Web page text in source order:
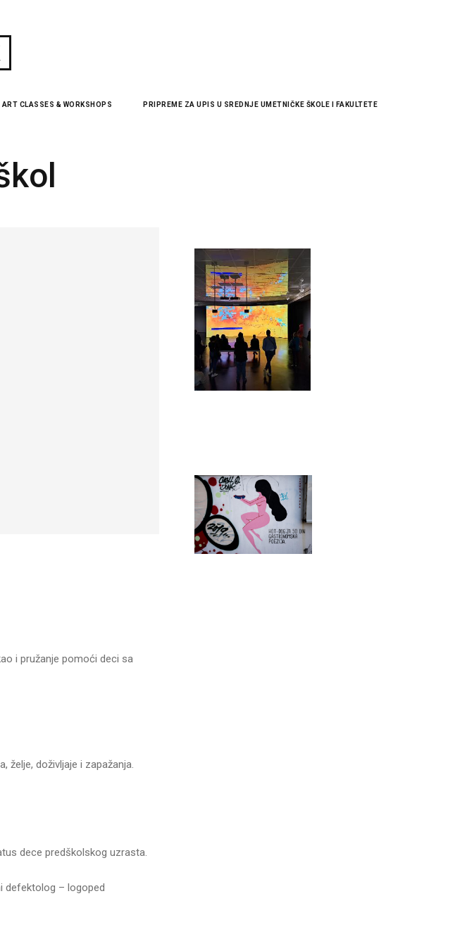
ART CLASSES & WORKSHOPS PRIPREME ZA UPIS U SREDNJE UMETNIČKE ŠKOLE I FAKULTETE
i pružanje pomoći deci sa
želje, doživljaje i zapažanja.
dece predškolskog uzrasta.
defektolog – logoped